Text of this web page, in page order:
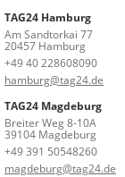
TAG24 Hamburg
Am Sandtorkai 77
20457 Hamburg
+49 40 228608090
hamburg@tag24.de
TAG24 Magdeburg
Breiter Weg 8-10A
39104 Magdeburg
+49 391 50548260
magdeburg@tag24.de